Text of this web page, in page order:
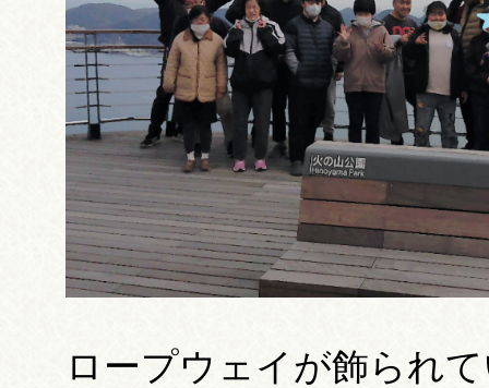
ロープウェイが飾られ